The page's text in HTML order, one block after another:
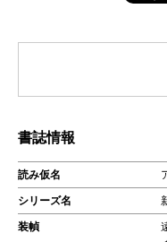
書誌情報
読み仮名
シリーズ名
装幀